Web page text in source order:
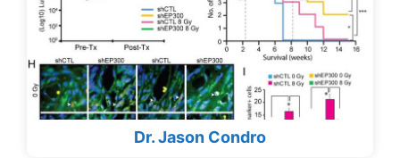
Dr. Jason Condro